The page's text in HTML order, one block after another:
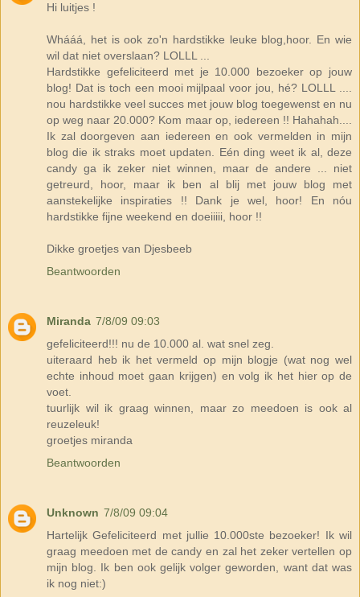
Hi luitjes !
Whááá, het is ook zo'n hardstikke leuke blog,hoor. En wie
wil dat niet overslaan? LOLLL ...
Hardstikke gefeliciteerd met je 10.000 bezoeker op jouw
blog! Dat is toch een mooi mijlpaal voor jou, hé? LOLLL ....
nou hardstikke veel succes met jouw blog toegewenst en nu
op weg naar 20.000? Kom maar op, iedereen !! Hahahah....
Ik zal doorgeven aan iedereen en ook vermelden in mijn
blog die ik straks moet updaten. Eén ding weet ik al, deze
candy ga ik zeker niet winnen, maar de andere ... niet
getreurd, hoor, maar ik ben al blij met jouw blog met
aanstekelijke inspiraties !! Dank je wel, hoor! En nóu
hardstikke fijne weekend en doeiiiii, hoor !!
Dikke groetjes van Djesbeeb
Beantwoorden
Miranda 7/8/09 09:03
gefeliciteerd!!! nu de 10.000 al. wat snel zeg.
uiteraard heb ik het vermeld op mijn blogje (wat nog wel
echte inhoud moet gaan krijgen) en volg ik het hier op de
voet.
tuurlijk wil ik graag winnen, maar zo meedoen is ook al
reuzeleuk!
groetjes miranda
Beantwoorden
Unknown 7/8/09 09:04
Hartelijk Gefeliciteerd met jullie 10.000ste bezoeker! Ik wil
graag meedoen met de candy en zal het zeker vertellen op
mijn blog. Ik ben ook gelijk volger geworden, want dat was
ik nog niet:)